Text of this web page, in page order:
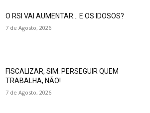
O RSI VAI AUMENTAR… E OS IDOSOS?
7 de Agosto, 2026
FISCALIZAR, SIM. PERSEGUIR QUEM
TRABALHA, NÃO!
7 de Agosto, 2026